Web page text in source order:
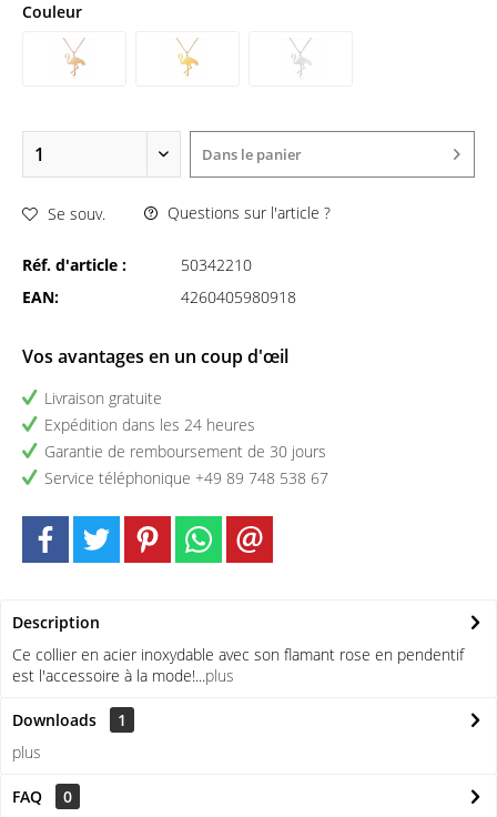
Couleur
Dans le panier
Se souv. Questions sur l'article ?
Réf. d'article :
50342210
EAN:
4260405980918
Vos avantages en un coup d'œil
Livraison gratuite
Expédition dans les 24 heures
Garantie de remboursement de 30 jours
Service téléphonique +49 89 748 538 67
Description
Ce collier en acier inoxydable avec son flamant rose en pendentif
est l'accessoire à la mode!...plus
Downloads
1
plus
FAQ
0